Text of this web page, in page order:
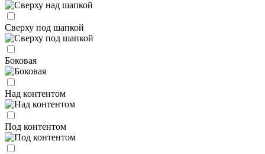
Сверху под шапкой
Боковая
Над контентом
Под контентом